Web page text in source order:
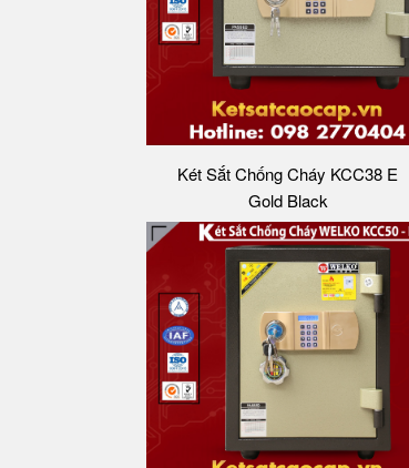
Két Sắt Chống Cháy KCC38 E
Gold Black